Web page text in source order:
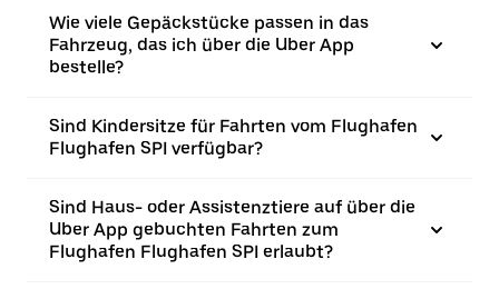
Wie viele Gepäckstücke passen in das
Fahrzeug, das ich über die Uber App
bestelle?
Sind Kindersitze für Fahrten vom Flughafen
Flughafen SPI verfügbar?
Sind Haus- oder Assistenztiere auf über die
Uber App gebuchten Fahrten zum
Flughafen Flughafen SPI erlaubt?